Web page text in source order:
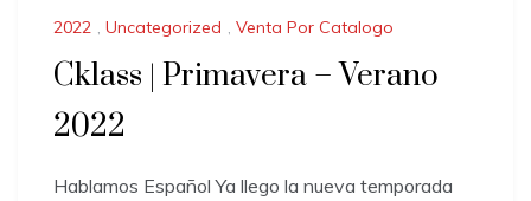
2022 , Uncategorized , Venta Por Catalogo
Cklass | Primavera – Verano
2022
Hablamos Español Ya llego la nueva temporada